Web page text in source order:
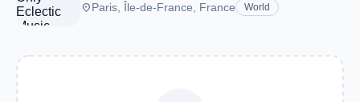
placeParis, Île-de-France, France World